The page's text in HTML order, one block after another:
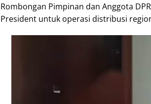
Rombongan Pimpinan dan Anggota
President untuk operasi distribusi